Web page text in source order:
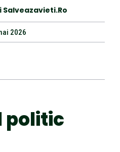
Salveazavieti.ro
2026
politic